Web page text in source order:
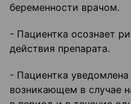
беременности врачом.
- Пациентка осознает
действия препарата.
- Пациентка
возникающем в случае